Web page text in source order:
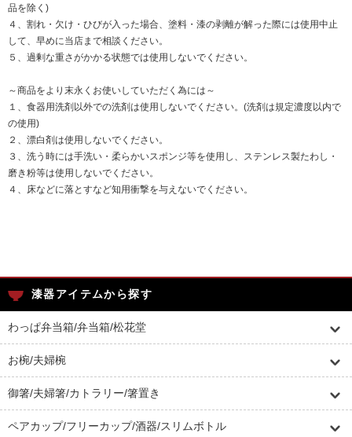
品を除く)
４、割れ・欠け・ひびが入った場合、塗料・漆の剥離が解った際には使用中止
して、早めに当店まで相談ください。
５、過剰な重さがかかる状態では使用しないでください。
～商品をより末永くお使いしていただく為には～
１、食器用洗剤以外での洗剤は使用しないでください。(洗剤は規定濃度以内で
の使用)
２、漂白剤は使用しないでください。
３、洗う時には手洗い・柔らかいスポンジ等を使用し、ステンレス製たわし・
磨き粉等は使用しないでください。
４、床などに落とすなど知用衝撃を与えないでください。
漆器アイテムから探す
わっぱ弁当箱/弁当箱/松花堂
お椀/夫婦椀
御箸/夫婦箸/カトラリー/箸置き
ペアカップ/フリーカップ/酒器/スリムボトル